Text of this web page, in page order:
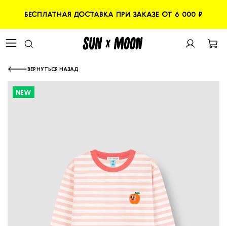
БЕСПЛАТНАЯ ДОСТАВКА ПРИ ЗАКАЗЕ ОТ 6 000 ₽
ВЕРНУТЬСЯ НАЗАД
NEW